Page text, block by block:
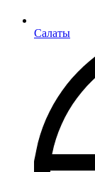
Салаты